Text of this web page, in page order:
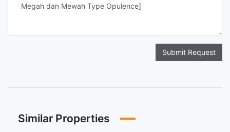
Submit Request
Similar Properties